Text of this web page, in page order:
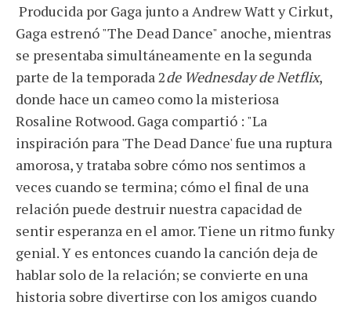
Producida por Gaga junto a Andrew Watt y Cirkut,
Gaga estrenó "The Dead Dance" anoche, mientras
se presentaba simultáneamente en la segunda
parte de la temporada 2de Wednesday de Netflix,
donde hace un cameo como la misteriosa
Rosaline Rotwood. Gaga compartió : "La
inspiración para 'The Dead Dance' fue una ruptura
amorosa, y trataba sobre cómo nos sentimos a
veces cuando se termina; cómo el final de una
relación puede destruir nuestra capacidad de
sentir esperanza en el amor. Tiene un ritmo funky
genial. Y es entonces cuando la canción deja de
hablar solo de la relación; se convierte en una
historia sobre divertirse con los amigos cuando